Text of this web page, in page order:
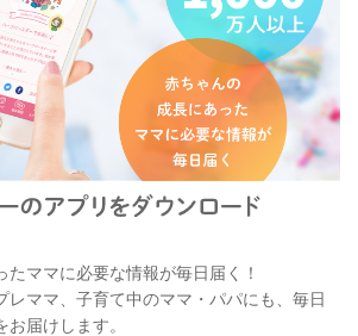
ママに必要な情報が毎日届く！
レママ、子育て中のママ・パパにも、毎日
届けします。